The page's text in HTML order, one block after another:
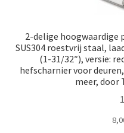
2-delige hoogwaardige
SUS304 roestvrij staal,
(1-31/32″), versie:
hefscharnier voor
meer, door